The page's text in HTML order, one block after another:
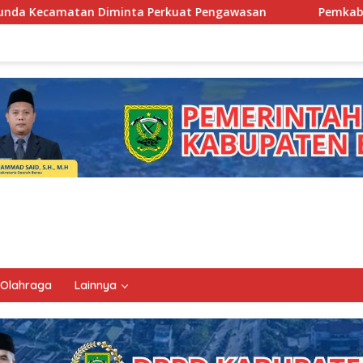
Pengawasan Pemkab Berau Siapkan Regenerasi
Olahraga Lainnya